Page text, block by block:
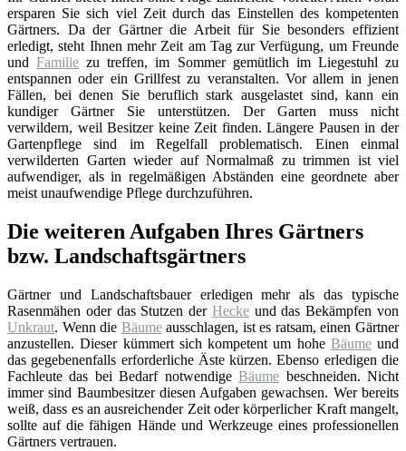
ersparen Sie sich viel Zeit durch das Einstellen des kompetenten
Gärtners. Da der Gärtner die Arbeit für Sie besonders effizient
erledigt, steht Ihnen mehr Zeit am Tag zur Verfügung, um Freunde
undFamilie zu treffen, im Sommer gemütlich im Liegestuhl zu
entspannen oder ein Grillfest zu veranstalten. Vor allem in jenen
Fällen, bei denen Sie beruflich stark ausgelastet sind, kann ein
kundiger Gärtner Sie unterstützen. Der Garten muss nicht
verwildern, weil Besitzer keine Zeit finden. Längere Pausen in der
Gartenpflege sind im Regelfall problematisch. Einen einmal
verwilderten Garten wieder auf Normalmaß zu trimmen ist viel
aufwendiger, als in regelmäßigen Abständen eine geordnete aber
meist unaufwendige Pflege durchzuführen.
Die weiteren Aufgaben Ihres Gärtners
bzw. Landschaftsgärtners
Gärtner und Landschaftsbauer erledigen mehr als das typische
Rasenmähen oder das Stutzen der Heckeund das Bekämpfen von
Unkraut. Wenn die Bäumeausschlagen, ist es ratsam, einen Gärtner
anzustellen. Dieser kümmert sich kompetent um hohe Bäumeund
das gegebenenfalls erforderliche Äste kürzen. Ebenso erledigen die
Fachleute das bei Bedarf notwendigeBäume beschneiden. Nicht
immer sind Baumbesitzer diesen Aufgaben gewachsen. Wer bereits
weiß, dass es an ausreichender Zeit oder körperlicher Kraft mangelt,
sollte auf die fähigen Hände und Werkzeuge eines professionellen
Gärtners vertrauen.